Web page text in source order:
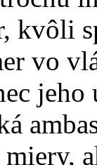
kvôli
vo
jeho